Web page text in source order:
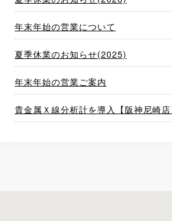
年末年始の営業について
夏季休業のお知らせ(2025)
年末年始の営業ご案内
貴金属Ｘ線分析計を導入【阪神尼崎店